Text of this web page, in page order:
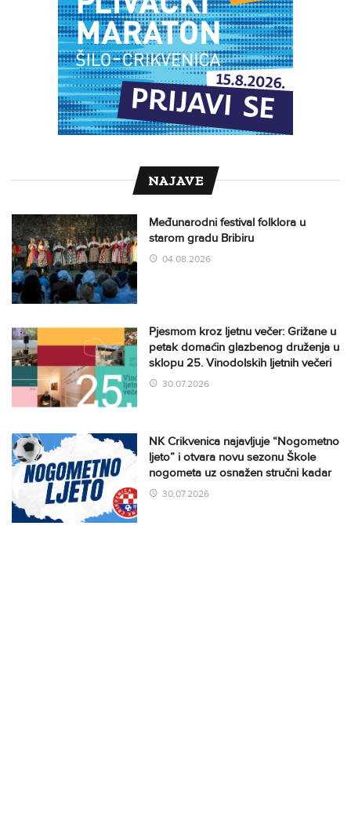
NAJAVE
Međunarodni festival folklora u
starom gradu Bribiru
04.08.2026
Pjesmom kroz ljetnu večer: Grižane u
petak domaćin glazbenog druženja u
sklopu 25. Vinodolskih ljetnih večeri
30.07.2026
NK Crikvenica najavljuje “Nogometno
ljeto” i otvara novu sezonu Škole
nogometa uz osnažen stručni kadar
30.07.2026